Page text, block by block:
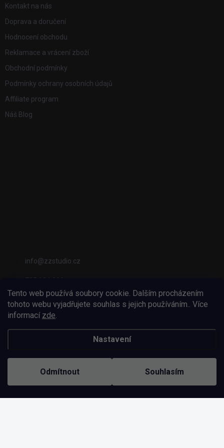
Tento web používá soubory cookie. Dalším procházením
tohoto webu vyjadřujete souhlas s jejich používáním.. Více
informací zde.
Nastavení
Odmítnout Souhlasím
Kontakt na nás
Doprava a doručení
Hodnocení obchodu
Reklamace a vrácení zboží
Obchodní podmínky
Podmínky ochrany osobních údajů
Affiliate program
Náš Blog
info@zzstudio.cz
725 934 392
ZZ Studio
zzstudio_cz
Vytvořil Shoptet
Copyright 2026 ZZ Eshop - Svět potisku . Všechna práva vyhrazena.